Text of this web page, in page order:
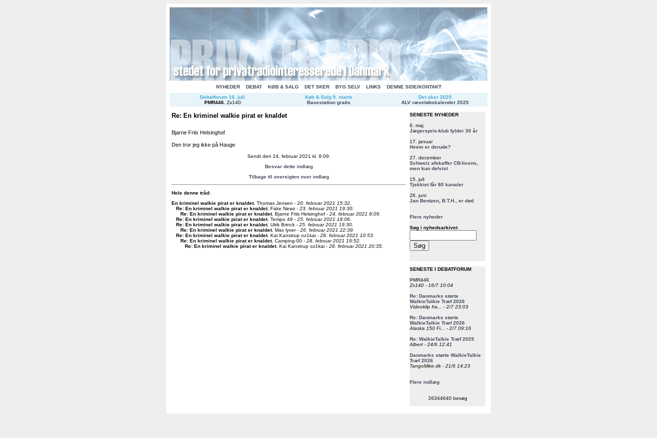
NYHEDER DEBAT KØB & SALG DET SKER BYG SELV LINKS
DENNE SIDE/KONTAKT
Debatforum 16. juli
PMR446. Zx140
Køb & Salg 9. marts
Basestation gratis
Det sker 2025
ALV ræveløbskalender 2025
Re: En kriminel walkie pirat er knaldet
Bjarne Friis Helsinghof
Den tror jeg ikke på Hauge
Sendt den 24. februar 2021 kl. 8:09.
Besvar dette indlæg
Tilbage til oversigten over indlæg
Hele denne tråd:
En kriminel walkie pirat er knaldet. Thomas Jensen - 20. februar 2021 15:32.
Re: En kriminel walkie pirat er knaldet. Fake Newz - 23. februar 2021 19:30.
Re: En kriminel walkie pirat er knaldet. Bjarne Friis Helsinghof - 24. februar 2021 8:09.
Re: En kriminel walkie pirat er knaldet. Tempo 49 - 25. februar 2021 18:06.
Re: En kriminel walkie pirat er knaldet. Ulrik Brinck - 25. februar 2021 19:30.
Re: En kriminel walkie pirat er knaldet. Max lyver - 26. februar 2021 22:39.
Re: En kriminel walkie pirat er knaldet. Kai Kanstrup oz1kai - 28. februar 2021 10:53.
Re: En kriminel walkie pirat er knaldet. Camping-00 - 28. februar 2021 19:52.
Re: En kriminel walkie pirat er knaldet. Kai Kanstrup oz1kai - 28. februar 2021 20:35.
SENESTE NYHEDER
6. maj
Jægerspris-klub fylder 30 år
17. januar
Hvem er derude?
27. december
Schweiz afskaffer CB-licens,
men kun delvist
15. juli
Tjekkiet får 80 kanaler
26. juni
Jan Bentzen, B.T.H., er død
Flere nyheder
Søg i nyhedsarkivet
SENESTE I DEBATFORUM
PMR446
Zx140 - 16/7 10:04
Re: Danmarks størte
WalkieTalkie Træf 2026
Videoklip fra... - 2/7 23:03
Re: Danmarks størte
WalkieTalkie Træf 2026
Alaska 150 Fi... - 2/7 09:16
Re: WalkieTalkie Træf 2025
Albert - 24/6 12:41
Danmarks størte WalkieTalkie
Træf 2026
TangoMike.dk - 21/6 14:23
Flere indlæg
26344640 besøg